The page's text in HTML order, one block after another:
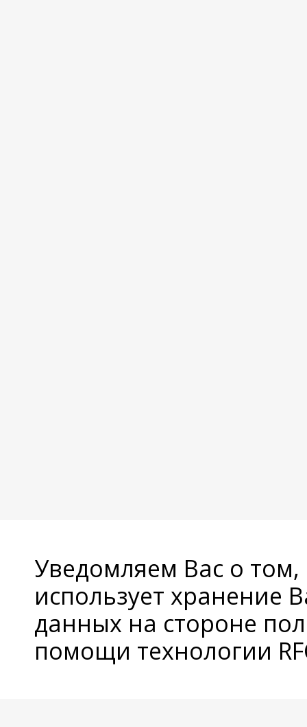
Уведомляем Вас о
использует хранение
данных на стороне
помощи технологии